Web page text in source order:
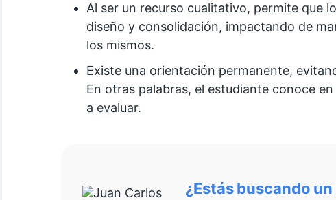
Al ser un recurso cualitativo, permite que
diseño y consolidación, impactando de
los mismos.
Existe una orientación permanente,
En otras palabras, el estudiante conoce
a evaluar.
¿Estás buscando